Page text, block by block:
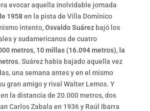
aquella inolvidable jornada
1958en la pista de Villa Domínico
intento,Osvaldo Suárezbajó los
y sudamericanos de cuatro
metros, 10 millas (16.094 metros), la
. Suárez había bajado aquella vez
una semana antes y en el mismo
gran amigo y rival Walter Lemos. Y
la distancia de 20.000 metros, dos
Carlos Zabala en 1936 y Raúl Ibarra